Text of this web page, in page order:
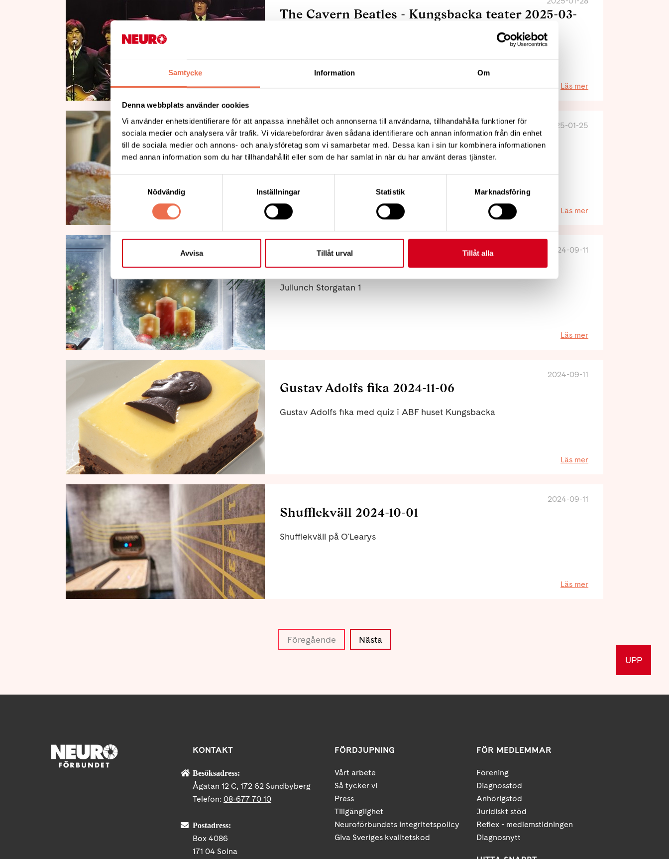
Samtycke Information Om
Denna webbplats använder cookies
Vi använder enhetsidentifierare för att anpassa innehållet och annonserna till användarna, tillhandahålla funktioner för
sociala medier och analysera vår trafik. Vi vidarebefordrar även sådana identifierare och annan information från din enhet
till de sociala medier och annons- och analysföretag som vi samarbetar med. Dessa kan i sin tur kombinera informationen
med annan information som du har tillhandahållit eller som de har samlat in när du har använt deras tjänster.
Samtyckesval
Nödvändig
Inställningar Statistik Marknadsföring
Avvisa Tillåt urval Tillåt alla
The Cavern Beatles - Kungsbacka teater 2025-03-
Läs mer
2025-01-25
Semla och quiz 2025-02-11
Selma fika med quiz i ABF huset Kungsbacka
Läs mer
2024-09-11
Jullunch 2024-12-07
Jullunch Storgatan 1
Läs mer
2024-09-11
Gustav Adolfs fika 2024-11-06
Gustav Adolfs fika med quiz i ABF huset Kungsbacka
Läs mer
2024-09-11
Shufflekväll 2024-10-01
Shufflekväll på O'Learys
Läs mer
Föregående
Nästa
UPP
KONTAKT
Besöksadress:
Ågatan 12 C, 172 62 Sundbyberg
Telefon: 08-677 70 10
Postadress:
Box 4086
171 04 Solna
FÖRDJUPNING
Vårt arbete
Så tycker vi
Press
Tillgänglighet
Neuroförbundets integritetspolicy
Giva Sveriges kvalitetskod
FÖR MEDLEMMAR
Förening
Diagnosstöd
Anhörigstöd
Juridiskt stöd
Reflex - medlemstidningen
Diagnosnytt